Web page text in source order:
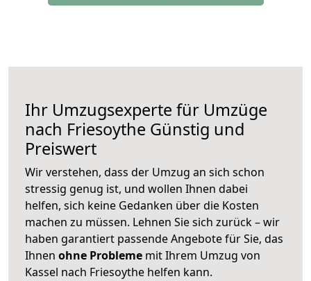
Ihr Umzugsexperte für Umzüge
nach Friesoythe Günstig und
Preiswert
Wir verstehen, dass der Umzug an sich schon
stressig genug ist, und wollen Ihnen dabei
helfen, sich keine Gedanken über die Kosten
machen zu müssen. Lehnen Sie sich zurück – wir
haben garantiert passende Angebote für Sie, das
Ihnen ohne Probleme mit Ihrem Umzug von
Kassel nach Friesoythe helfen kann.